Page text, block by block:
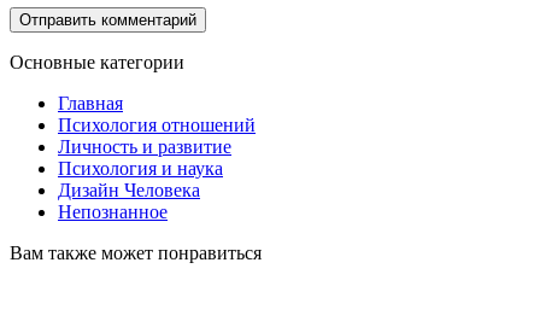
Основные категории
Главная
Психология отношений
Личность и развитие
Психология и наука
Дизайн Человека
Непознанное
Вам также может понравиться